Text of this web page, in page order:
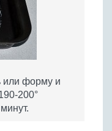
или форму и
200°